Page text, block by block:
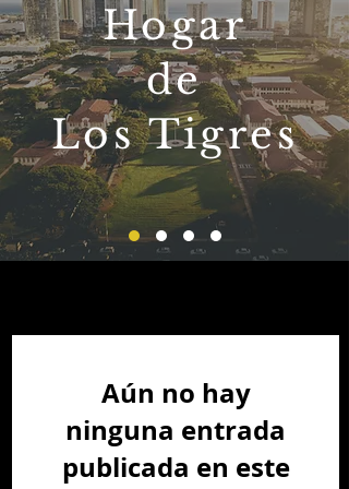
Hogar
de
Los Tigres
Aún no hay
ninguna entrada
publicada en este